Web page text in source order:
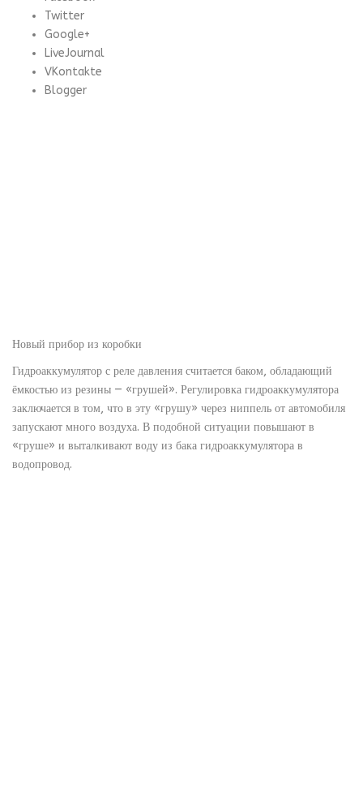
Twitter
Google+
LiveJournal
VKontakte
Blogger
Новый прибор из коробки
Гидроаккумулятор с реле давления считается баком, обладающий
ёмкостью из резины — «грушей». Регулировка гидроаккумулятора
заключается в том, что в эту «грушу» через ниппель от автомобиля
запускают много воздуха. В подобной ситуации повышают в
«груше» и выталкивают воду из бака гидроаккумулятора в
водопровод.